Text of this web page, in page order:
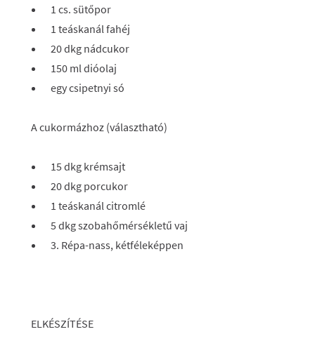
1 cs. sütőpor
1 teáskanál fahéj
20 dkg nádcukor
150 ml dióolaj
egy csipetnyi só
A cukormázhoz (választható)
15 dkg krémsajt
20 dkg porcukor
1 teáskanál citromlé
5 dkg szobahőmérsékletű vaj
3. Répa-nass, kétféleképpen
ELKÉSZÍTÉSE